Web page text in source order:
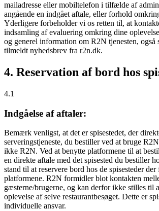
mailadresse eller mobiltelefon i tilfælde af
angående en indgået aftale, eller forhold
Yderligere forbeholder vi os retten til, at
indsamling af evaluering omkring dine
og generel information om R2N tjenesten, også
tilmeldt nyhedsbrev fra r2n.dk.
4. Reservation af bord hos
4.1
Indgåelse af aftaler:
Bemærk venligst, at det er spisestedet, der
serveringstjeneste, du bestiller ved at bruge
ikke R2N. Ved at benytte platformene til at
en direkte aftale med det spisested du bestiller
stand til at reservere bord hos de spisesteder
platformene. R2N formidler blot kontakten
gæsterne/brugerne, og kan derfor ikke stilles til
oplevelse af selve restaurantbesøget. Dette er
individuelle ansvar.